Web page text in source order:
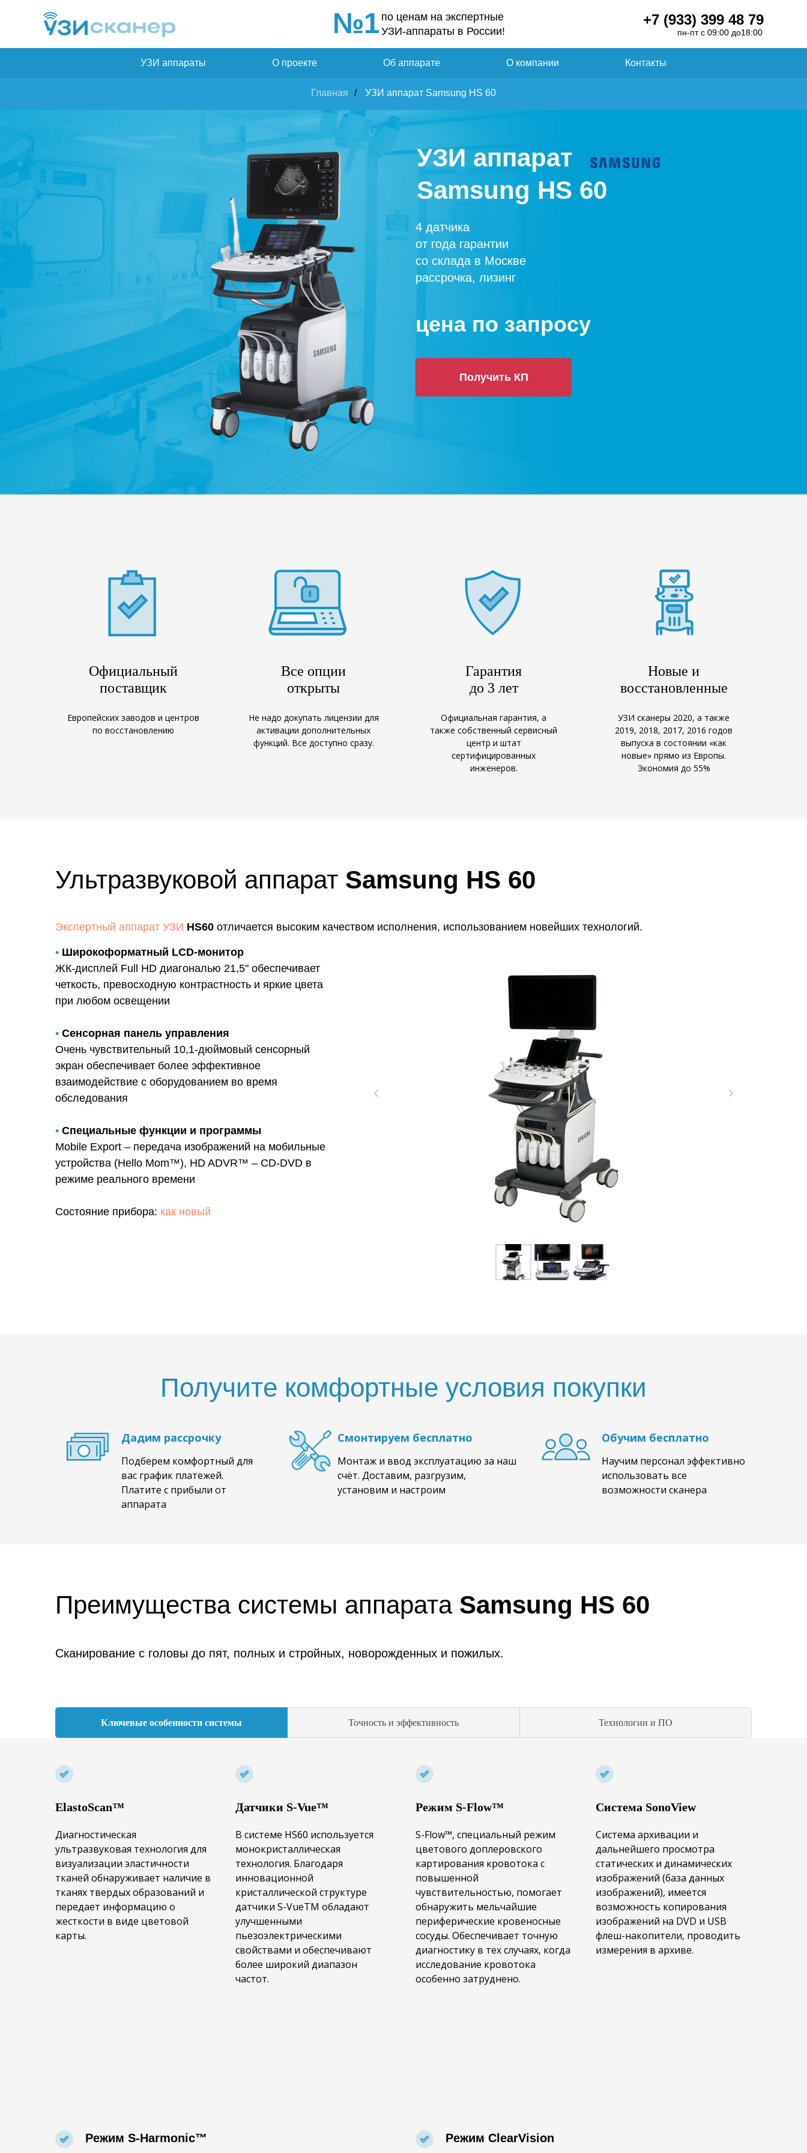
пн-пт с 09:00 до18:00
№1 по ценам на экспертные
УЗИ-аппараты в России!
+7 (933) 399 48 79
УЗИ аппараты О проекте Об аппарате О компании Контакты
Главная / УЗИ аппарат Samsung HS 60
УЗИ аппарат
Samsung HS 60
Получить КП
4 датчика
от года гарантии
со склада в Москве
рассрочка, лизинг
цена по запросу
Официальный
поставщик
Европейских заводов и центров
по восстановлению
Все опции
открыты
Не надо докупать лицензии для
активации дополнительных
функций. Все доступно сразу.
Гарантия
до 3 лет
Официальная гарантия, а
также собственный сервисный
центр и штат
сертифицированных
инженеров.
Новые и
восстановленные
УЗИ сканеры 2020, а также
2019, 2018, 2017, 2016 годов
выпуска в состоянии «как
новые» прямо из Европы.
Экономия до 55%
Ультразвуковой аппарат Samsung HS 60
Экспертный аппарат УЗИ HS60 отличается высоким качеством исполнения, использованием новейших технологий.
• Широкоформатный LCD-монитор
ЖК-дисплей Full HD диагональю 21,5" обеспечивает
четкость, превосходную контрастность и яркие цвета
при любом освещении
• Сенсорная панель управления
Очень чувствительный 10,1-дюймовый сенсорный
экран обеспечивает более эффективное
взаимодействие с оборудованием во время
обследования
• Специальные функции и программы
Mobile Export – передача изображений на мобильные
устройства (Hello Mom™), HD ADVR™ – CD-DVD в
режиме реального времени
Состояние прибора: как новый
Получите комфортные условия покупки
Дадим рассрочку Смонтируем бесплатно Обучим бесплатно
Подберем комфортный для
вас график платежей.
Платите с прибыли от
аппарата
Монтаж и ввод эксплуатацию за наш
счёт. Доставим, разгрузим,
установим и настроим
Научим персонал эффективно
использовать все
возможности сканера
Преимущества системы аппарата Samsung HS 60
Сканирование с головы до пят, полных и стройных, новорожденных и пожилых.
Ключевые особенности системы Точность и эффективность Технологии и ПО
ElastoScan™
Диагностическая
ультразвуковая технология для
визуализации эластичности
тканей обнаруживает наличие в
тканях твердых образований и
передает информацию о
жесткости в виде цветовой
карты.
Датчики S-Vue™
В системе HS60 используется
монокристаллическая
технология. Благодаря
инновационной
кристаллической структуре
датчики S-VueTM обладают
улучшенными
пьезоэлектрическими
свойствами и обеспечивают
более широкий диапазон
частот.
Режим S-Flow™
S-Flow™, специальный режим
цветового доплеровского
картирования кровотока с
повышенной
чувствительностью, помогает
обнаружить мельчайшие
периферические кровеносные
сосуды. Обеспечивает точную
диагностику в тех случаях, когда
исследование кровотока
особенно затруднено.
Система SonoView
Система архивации и
дальнейшего просмотра
статических и динамических
изображений (база данных
изображений), имеется
возможность копирования
изображений на DVD и USB
флеш-накопители, проводить
измерения в архиве.
Режим S-Harmonic™ Режим ClearVision